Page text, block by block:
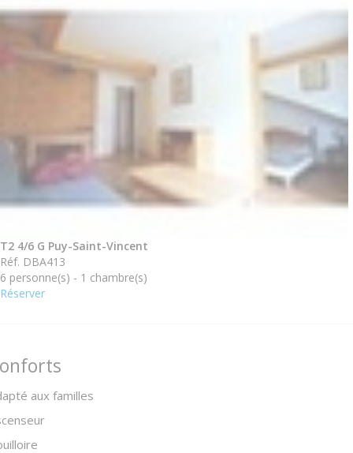
T2 4/6 G Puy-Saint-Vincent
Réf. DBA413
6 personne(s) - 1 chambre(s)
Réserver
aux familles